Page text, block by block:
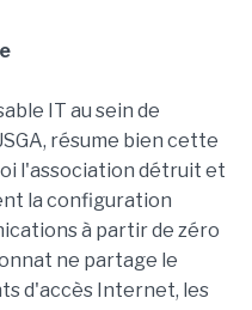
IT au sein de
résume bien cette
l'association détruit et
la configuration
à partir de zéro
ne partage le
d'accès Internet, les